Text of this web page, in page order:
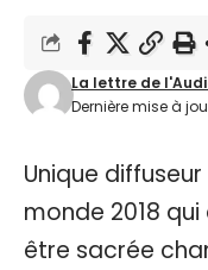
Dernière mise à
La lettre de
Unique
monde 2018 qui
être sacrée